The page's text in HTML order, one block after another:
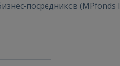
посредников